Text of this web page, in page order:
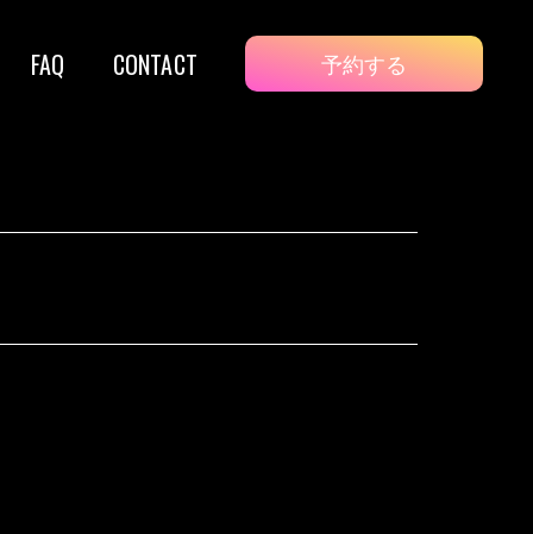
FAQ CONTACT 予約する